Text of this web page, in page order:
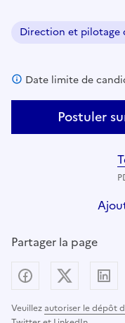
Direction et pilotage
Postuler
Date limite de
Partager la page
Veuillezautoriser le dépôt
Partager sur